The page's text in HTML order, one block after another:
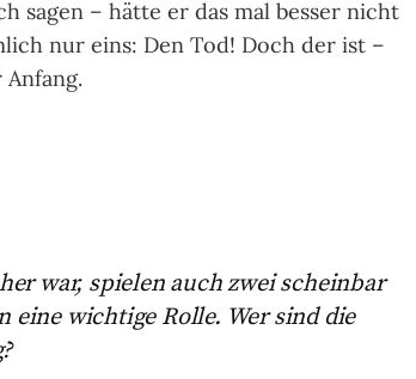
sagen – hätte er das mal besser nicht
nur eins: Den Tod! Doch der ist –
war, spielen auch zwei scheinbar
eine wichtige Rolle. Wer sind die